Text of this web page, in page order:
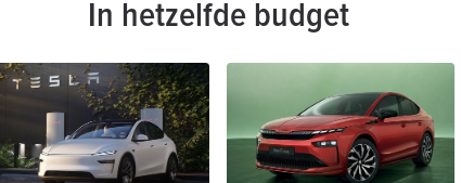
In hetzelfde budget